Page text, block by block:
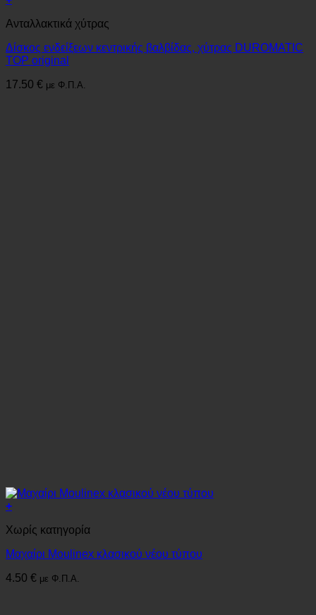
Ανταλλακτικά χύτρας
Δίσκος ενδείξεων κεντρικής βαλβίδας, χύτρας DUROMATIC
TOP original
17.50 € με Φ.Π.Α.
+
Χωρίς κατηγορία
Μαχαίρι Moulinex κλασικού νέου τύπου
4.50 € με Φ.Π.Α.